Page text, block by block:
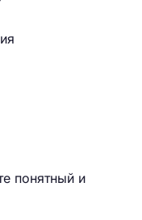
понятный и